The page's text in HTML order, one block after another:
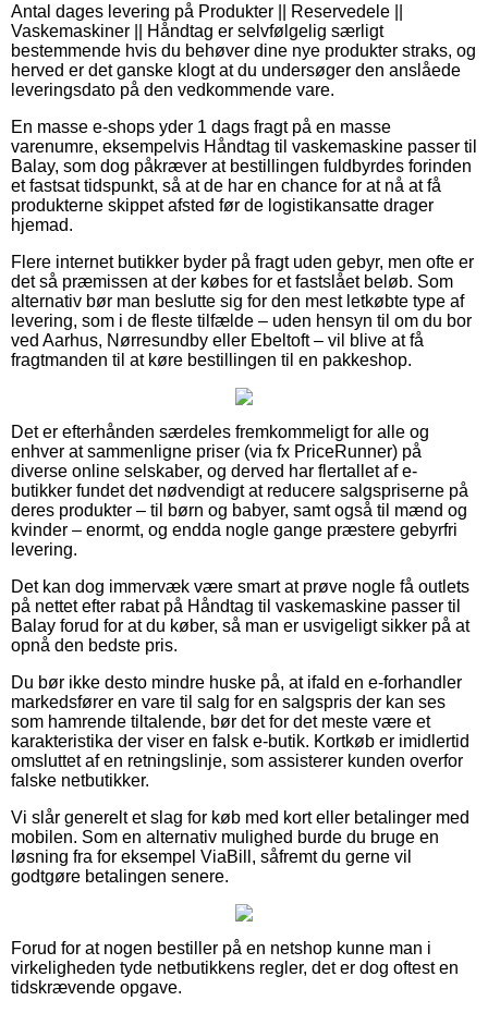
Antal dages levering på Produkter || Reservedele ||
Vaskemaskiner || Håndtag er selvfølgelig særligt
bestemmende hvis du behøver dine nye produkter straks, og
herved er det ganske klogt at du undersøger den anslåede
leveringsdato på den vedkommende vare.
En masse e-shops yder 1 dags fragt på en masse
varenumre, eksempelvis Håndtag til vaskemaskine passer til
Balay, som dog påkræver at bestillingen fuldbyrdes forinden
et fastsat tidspunkt, så at de har en chance for at nå at få
produkterne skippet afsted før de logistikansatte drager
hjemad.
Flere internet butikker byder på fragt uden gebyr, men ofte er
det så præmissen at der købes for et fastslået beløb. Som
alternativ bør man beslutte sig for den mest letkøbte type af
levering, som i de fleste tilfælde – uden hensyn til om du bor
ved Aarhus, Nørresundby eller Ebeltoft – vil blive at få
fragtmanden til at køre bestillingen til en pakkeshop.
Det er efterhånden særdeles fremkommeligt for alle og
enhver at sammenligne priser (via fx PriceRunner) på
diverse online selskaber, og derved har flertallet af e-
butikker fundet det nødvendigt at reducere salgspriserne på
deres produkter – til børn og babyer, samt også til mænd og
kvinder – enormt, og endda nogle gange præstere gebyrfri
levering.
Det kan dog immervæk være smart at prøve nogle få outlets
på nettet efter rabat på Håndtag til vaskemaskine passer til
Balay forud for at du køber, så man er usvigeligt sikker på at
opnå den bedste pris.
Du bør ikke desto mindre huske på, at ifald en e-forhandler
markedsfører en vare til salg for en salgspris der kan ses
som hamrende tiltalende, bør det for det meste være et
karakteristika der viser en falsk e-butik. Kortkøb er imidlertid
omsluttet af en retningslinje, som assisterer kunden overfor
falske netbutikker.
Vi slår generelt et slag for køb med kort eller betalinger med
mobilen. Som en alternativ mulighed burde du bruge en
løsning fra for eksempel ViaBill, såfremt du gerne vil
godtgøre betalingen senere.
Forud for at nogen bestiller på en netshop kunne man i
virkeligheden tyde netbutikkens regler, det er dog oftest en
tidskrævende opgave.